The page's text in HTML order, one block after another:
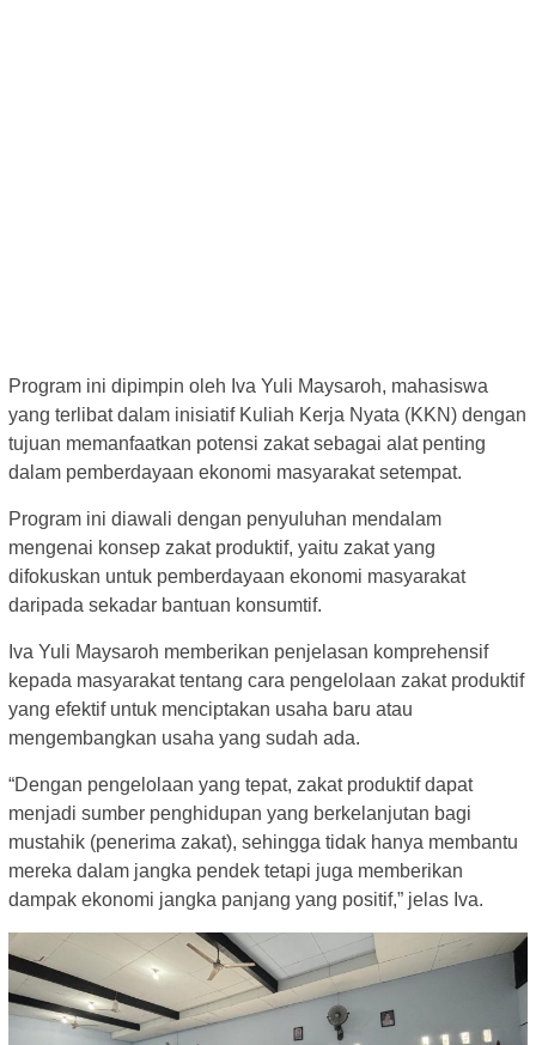
Program ini dipimpin oleh Iva Yuli Maysaroh, mahasiswa
yang terlibat dalam inisiatif Kuliah Kerja Nyata (KKN) dengan
tujuan memanfaatkan potensi zakat sebagai alat penting
dalam pemberdayaan ekonomi masyarakat setempat.
Program ini diawali dengan penyuluhan mendalam
mengenai konsep zakat produktif, yaitu zakat yang
difokuskan untuk pemberdayaan ekonomi masyarakat
daripada sekadar bantuan konsumtif.
Iva Yuli Maysaroh memberikan penjelasan komprehensif
kepada masyarakat tentang cara pengelolaan zakat produktif
yang efektif untuk menciptakan usaha baru atau
mengembangkan usaha yang sudah ada.
“Dengan pengelolaan yang tepat, zakat produktif dapat
menjadi sumber penghidupan yang berkelanjutan bagi
mustahik (penerima zakat), sehingga tidak hanya membantu
mereka dalam jangka pendek tetapi juga memberikan
dampak ekonomi jangka panjang yang positif,” jelas Iva.